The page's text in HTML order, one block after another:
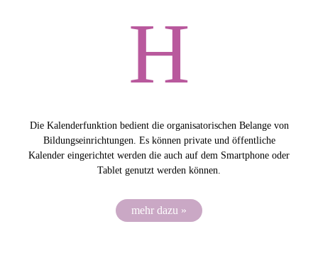
Die Kalenderfunktion bedient die organisatorischen Belange von
Bildungseinrichtungen. Es können private und öffentliche
Kalender eingerichtet werden die auch auf dem Smartphone oder
Tablet genutzt werden können.
mehr dazu »